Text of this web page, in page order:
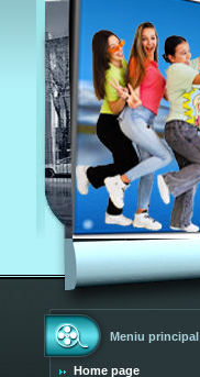
Meniu principal
Home page